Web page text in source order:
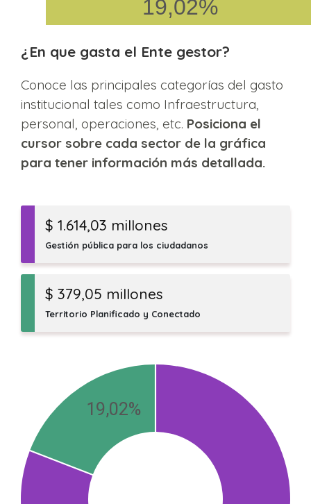
19,02%
¿En que gasta el Ente gestor?
Conoce las principales categorías del gasto
institucional tales como Infraestructura,
personal, operaciones, etc. Posiciona el
cursor sobre cada sector de la gráfica
para tener información más detallada.
$ 1.614,03 millones
Gestión pública para los ciudadanos
$ 379,05 millones
Territorio Planificado y Conectado
19,02%